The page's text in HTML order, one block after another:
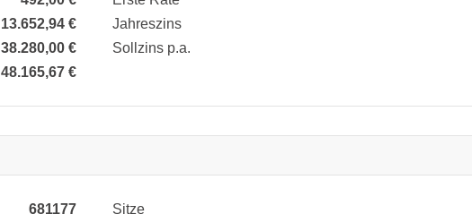
13.652,94 € Jahreszins
38.280,00 € Sollzins p.a.
48.165,67 €
681177
Sitze